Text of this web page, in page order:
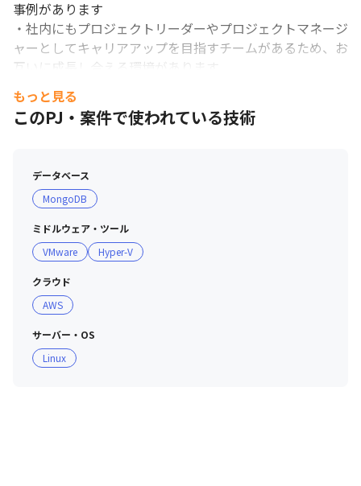
事例があります
・社内にもプロジェクトリーダーやプロジェクトマネージ
ャーとしてキャリアアップを目指すチームがあるため、お
互いに成長し合える環境があります
＜雰囲気＞
・「会社はひとつのチームであり、みんなで一緒になって
アトル」（2023年よりシアトルコンサルティングから社
名変更）の文化が浸透しています
・部門間をまたいだミーティングやお花見、バーベキュー
をはじめとする社内イベントが活発で、和気あいあいとし
た雰囲気があります
・ポジションに関係なくオープンな社風のため幹部やメン
バーとも話しやすい環境です
・お客様のためメンバーのためという気持ちを持ちながら
仕事に取り組むメンバーが多いです
もっと見る
このPJ・案件で使われている技術
データベース
MongoDB
ミドルウェア・ツール
VMware
Hyper-V
クラウド
AWS
サーバー・OS
Linux